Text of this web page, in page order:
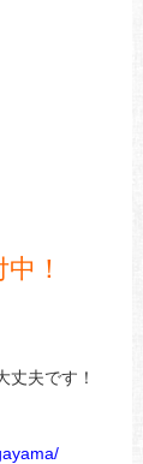
！
丈夫です！